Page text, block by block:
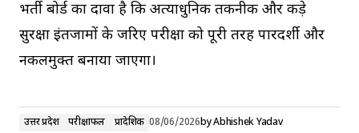
भर्ती बोर्ड का दावा है कि अत्याधुनिक तकनीक और कड़े
सुरक्षा इंतजामों के जरिए परीक्षा को पूरी तरह पारदर्शी और
नकलमुक्त बनाया जाएगा।
उत्तर प्रदेश परीक्षाफल प्रादेशिक 08/06/2026byAbhishek Yadav